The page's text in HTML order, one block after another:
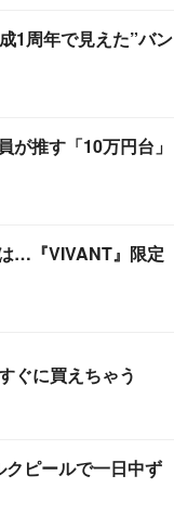
1周年で見えた”バン
が推す「10万円台」
…『VIVANT』限定
ぐに買えちゃう
ピールで一日中ず